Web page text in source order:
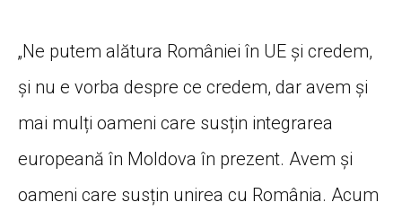
„Ne putem alătura României în UE și credem,
și nu e vorba despre ce credem, dar avem și
mai mulți oameni care susțin integrarea
europeană în Moldova în prezent. Avem și
oameni care susțin unirea cu România. Acum